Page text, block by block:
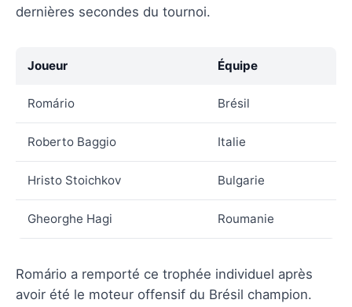
dernières secondes du tournoi.
Joueur Équipe
Romário Brésil
Roberto Baggio Italie
Hristo Stoichkov Bulgarie
Gheorghe Hagi Roumanie
Romário a remporté ce trophée individuel après
avoir été le moteur offensif du Brésil champion.